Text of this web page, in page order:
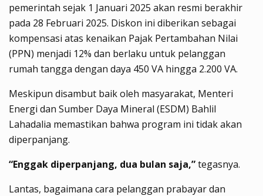
pemerintah sejak 1 Januari 2025 akan resmi berakhir
pada 28 Februari 2025. Diskon ini diberikan sebagai
kompensasi atas kenaikan Pajak Pertambahan Nilai
(PPN) menjadi 12% dan berlaku untuk pelanggan
rumah tangga dengan daya 450 VA hingga 2.200 VA.
Meskipun disambut baik oleh masyarakat, Menteri
Energi dan Sumber Daya Mineral (ESDM) Bahlil
Lahadalia memastikan bahwa program ini tidak akan
diperpanjang.
“Enggak diperpanjang, dua bulan saja,”tegasnya.
Lantas, bagaimana cara pelanggan prabayar dan